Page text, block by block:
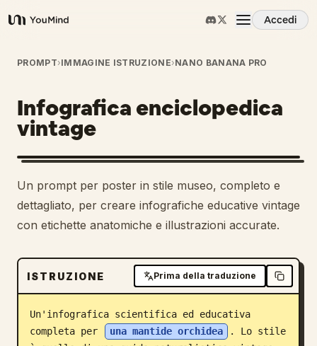
YouMind
Accedi
Panoramica
Casi d'uso
Abilità
Prompt
Scarica
Blog
PROMPT›IMMAGINE ISTRUZIONE›NANO BANANA PRO
Infografica enciclopedica
vintage
Un prompt per poster in stile museo, completo e
dettagliato, per creare infografiche educative vintage
con etichette anatomiche e illustrazioni accurate.
ISTRUZIONE Prima della traduzione
Un'infografica scientifica ed educativa
completa per
una mantide orchidea
. Lo stile